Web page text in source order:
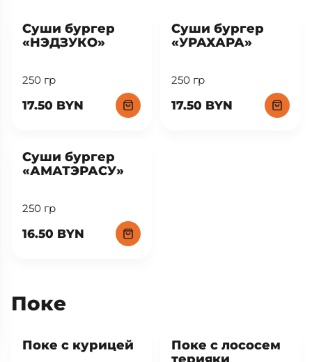
Суши бургер
«НЭДЗУКО»
250 гр
17.50 BYN
Суши бургер
«УРАХАРА»
250 гр
17.50 BYN
Суши бургер
«АМАТЭРАСУ»
250 гр
16.50 BYN
Поке
Поке с курицей
Поке с лососем